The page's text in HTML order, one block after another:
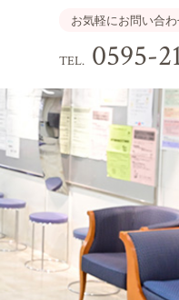
お気軽にお問い合
TEL. 0595-